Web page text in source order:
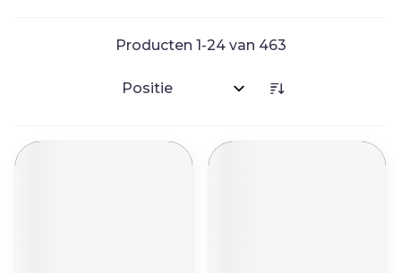
Producten 1-24van 463
Sorteer op: